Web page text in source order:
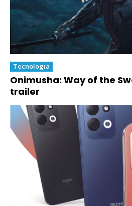
Tecnologia
Onimusha: Way of the
trailer